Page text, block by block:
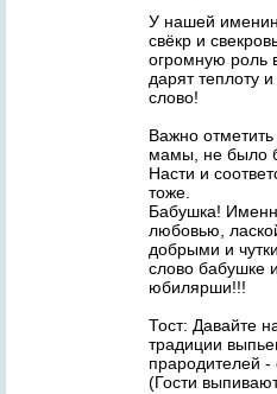
У нашей
свёкр и
огромную роль
дарят теплоту
слово!
Важно
мамы, не было
Насти и
тоже.
Бабушка!
любовью,
добрыми и
слово бабушке
юбилярши!!!
Тост: Давайте
традиции
прародителей -
(Гости